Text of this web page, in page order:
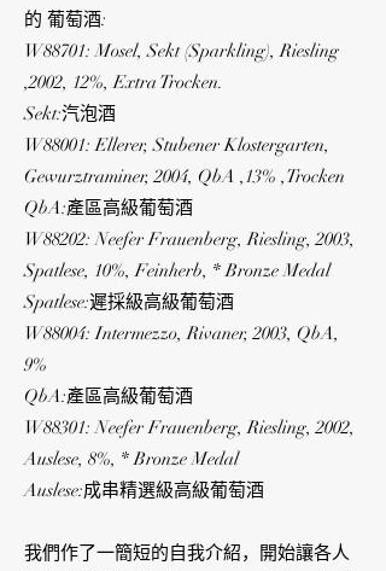
的 葡萄酒:
W88701: Mosel, Sekt (Sparkling), Riesling
,2002, 12%, Extra Trocken.
Sekt:汽泡酒
W88001: Ellerer, Stubener Klostergarten,
Gewurztraminer, 2004, QbA ,13% ,Trocken
QbA:產區高級葡萄酒
W88202: Neefer Frauenberg, Riesling, 2003,
Spatlese, 10%, Feinherb, * Bronze Medal
Spatlese:遲採級高級葡萄酒
W88004: Intermezzo, Rivaner, 2003, QbA,
9%
QbA:產區高級葡萄酒
W88301: Neefer Frauenberg, Riesling, 2002,
Auslese, 8%, * Bronze Medal
Auslese:成串精選級高級葡萄酒
我們作了一簡短的自我介紹，開始讓各人